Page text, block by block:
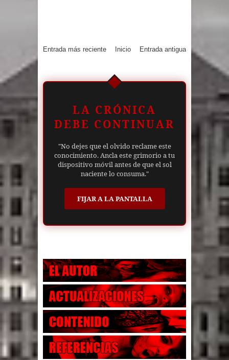
Entrada más reciente Entrada antigua
Inicio
LA CRÓNICA
DEBE CONTINUAR
"No dejes que el olvido reclame este
conocimiento. Ancla este grimorio a tu
dispositivo móvil antes de que el sol
naciente lo consuma."
FIJAR A LA PANTALLA